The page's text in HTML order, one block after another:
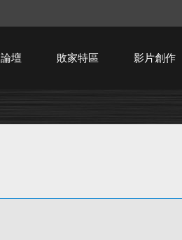
論壇 敗家特區 影片創作